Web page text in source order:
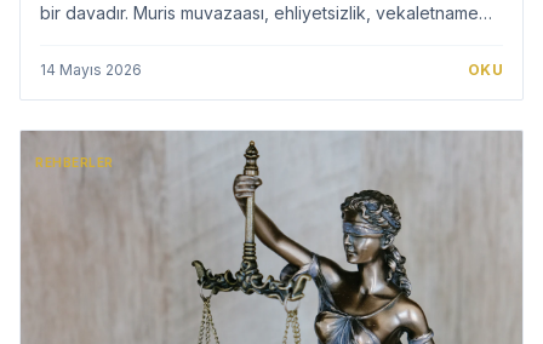
bir davadır. Muris muvazaası, ehliyetsizlik, vekaletname
14 Mayıs 2026 OKU
REHBERLER